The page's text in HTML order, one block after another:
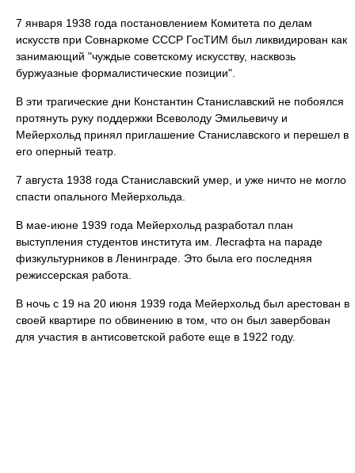
7 января 1938 года постановлением Комитета по делам
искусств при Совнаркоме СССР ГосТИМ был ликвидирован как
занимающий "чуждые советскому искусству, насквозь
буржуазные формалистические позиции".
В эти трагические дни Константин Станиславский не побоялся
протянуть руку поддержки Всеволоду Эмильевичу и
Мейерхольд принял приглашение Станиславского и перешел в
его оперный театр.
7 августа 1938 года Станиславский умер, и уже ничто не могло
спасти опального Мейерхольда.
В мае-июне 1939 года Мейерхольд разработал план
выступления студентов института им. Лесгафта на параде
физкультурников в Ленинграде. Это была его последняя
режиссерская работа.
В ночь с 19 на 20 июня 1939 года Мейерхольд был арестован в
своей квартире по обвинению в том, что он был завербован
для участия в антисоветской работе еще в 1922 году.